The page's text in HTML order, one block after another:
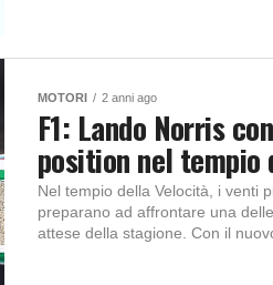
MOTORI 2 anni ago
F1: Lando Norris
position nel
Nel tempio della Velocità, i venti
preparano ad affrontare una
attese della stagione. Con il